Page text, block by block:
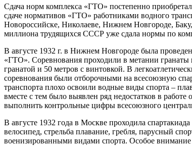
Сдача норм комплекса «ГТО» постепенно
сдаче нормативов «ГТО» работниками водного
Новороссийске, Николаеве, Нижнем Новгороде,
миллиона трудящихся СССР уже сдала нормы по
В августе 1932 г. в Нижнем Новгороде была
«ГТО». Соревнования проходили в метании гранаты
гранатой и 50 метров с винтовкой. В
соревнования были отборочными на всесоюзную
транспорта плохо освоили водные виды спорта –
вместе с тем было выявлен ряд недостатков в
выполнить контрольные цифры всесоюзного
В августе 1932 года в Москве проходила
велосипед, стрельба плавание, гребля, парусный
военизированными видами спорта. Особое